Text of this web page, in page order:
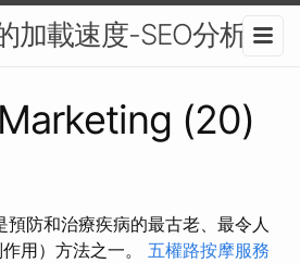
加載速度-SEO分析
(20)
防和治療疾病的最古老、最令人
用）方法之一。 五權路按摩服務